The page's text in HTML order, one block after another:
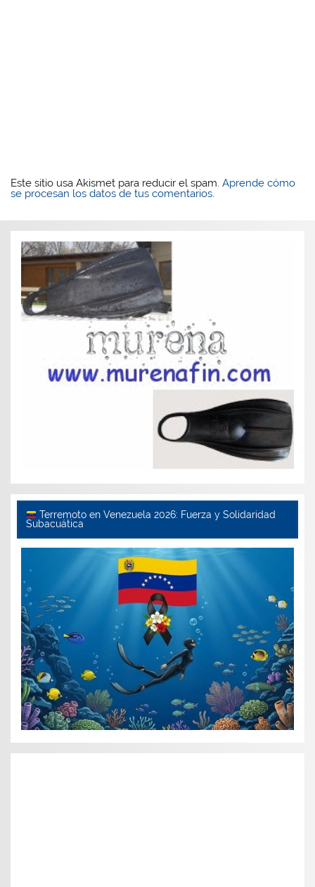
Este sitio usa Akismet para reducir el spam.Aprende cómo
se procesan los datos de tus comentarios.
Terremoto en Venezuela 2026: Fuerza y Solidaridad
Subacuática